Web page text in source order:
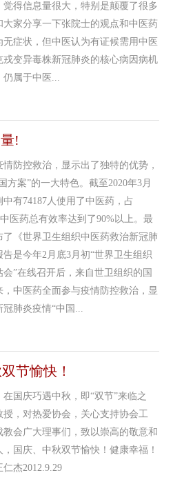
得信息量很大，特别是颠覆了很多
家分享一下张院士的观点和中医药
症状，但中医认为有证候需用中医
变异毒株新冠肺炎的核心病因病机
仍属于中医...
!
防控救治，显示出了独特的优势，
方案”的一大特色。截至2020年3月
有74187人使用了中医药，占
医药总有效率达到了90%以上。最
《世界卫生组织中医药救治新冠肺
是今年2月底3月初“世界卫生组织
”在线召开后，来自世卫组织的国
中医药全面参与疫情防控救治，显
肺炎疫情“中国...
节愉快！
国庆巧遇中秋，即“双节”来临之
，对热爱协会，关心支持协会工
会广大理事们，致以崇高的敬意和
国庆、中秋双节愉快！健康幸福！
杰2012.9.29